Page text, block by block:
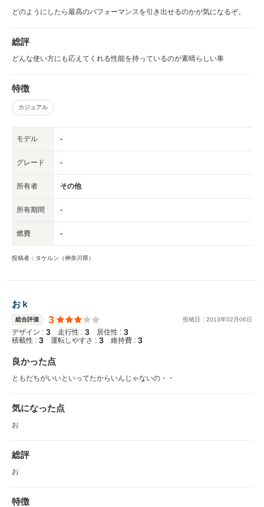
どのようにしたら最高のパフォーマンスを引き出せるのかが気になるぞ。
総評
どんな使い方にも応えてくれる性能を持っているのが素晴らしい車
特徴
カジュアル
モデル -
グレード -
所有者 その他
所有期間 -
燃費 -
投稿者：タケルン（神奈川県）
おｋ
総合評価 3 投稿日： 2013年02 月06日
デザイン : 3 走行性 : 3 居住性 : 3
積載性 : 3 運転しやすさ : 3 維持費 : 3
良かった点
ともだちがいいといってたからいんじゃないの・・
気になった点
お
総評
お
特徴